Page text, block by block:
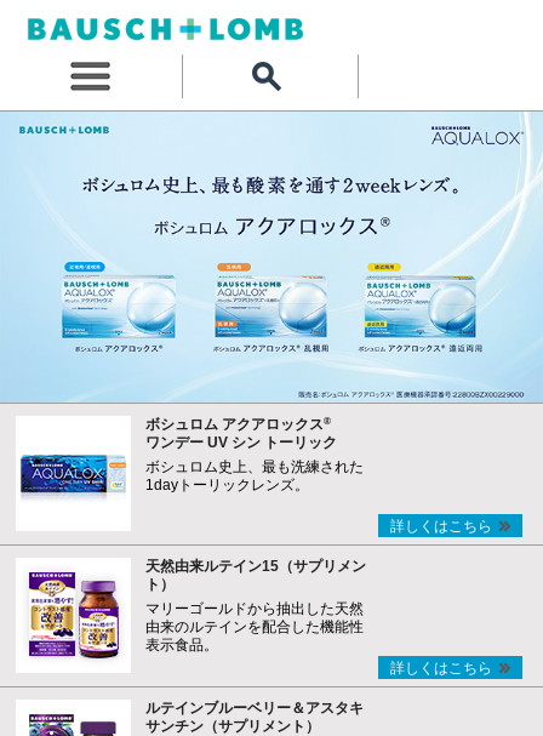
ボシュロム アクアロックス®
ワンデー UV シン トーリック
ボシュロム史上、最も洗練された
1dayトーリックレンズ。
詳しくはこちら
天然由来ルテイン15（サプリメン
ト）
マリーゴールドから抽出した天然
由来のルテインを配合した機能性
表示食品。
詳しくはこちら
ルテインブルーベリー＆アスタキ
サンチン（サプリメント）